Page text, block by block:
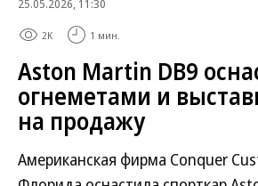
25.05.2026, 11:30
2K 1 мин.
Aston Martin DB9
огнеметами и
на продажу
Американская фирма Conquer